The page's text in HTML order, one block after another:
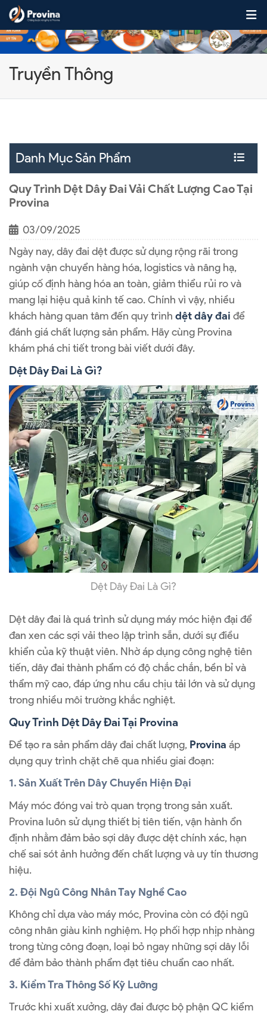
Skip to content
Truyền Thông
Danh Mục Sản Phẩm
Quy Trình Dệt Dây Đai Vải Chất Lượng Cao Tại
Provina
03/09/2025
Ngày nay, dây đai dệt được sử dụng rộng rãi trong
ngành vận chuyển hàng hóa, logistics và nâng hạ,
giúp cố định hàng hóa an toàn, giảm thiểu rủi ro và
mang lại hiệu quả kinh tế cao. Chính vì vậy, nhiều
khách hàng quan tâm đến quy trình dệt dây đai để
đánh giá chất lượng sản phẩm. Hãy cùng Provina
khám phá chi tiết trong bài viết dưới đây.
Dệt Dây Đai Là Gì?
Dệt Dây Đai Là Gì?
Dệt dây đai là quá trình sử dụng máy móc hiện đại để
đan xen các sợi vải theo lập trình sẵn, dưới sự điều
khiển của kỹ thuật viên. Nhờ áp dụng công nghệ tiên
tiến, dây đai thành phẩm có độ chắc chắn, bền bỉ và
thẩm mỹ cao, đáp ứng nhu cầu chịu tải lớn và sử dụng
trong nhiều môi trường khắc nghiệt.
Quy Trình Dệt Dây Đai Tại Provina
Để tạo ra sản phẩm dây đai chất lượng, Provina áp
dụng quy trình chặt chẽ qua nhiều giai đoạn:
1. Sản Xuất Trên Dây Chuyền Hiện Đại
Máy móc đóng vai trò quan trọng trong sản xuất.
Provina luôn sử dụng thiết bị tiên tiến, vận hành ổn
định nhằm đảm bảo sợi dây được dệt chính xác, hạn
chế sai sót ảnh hưởng đến chất lượng và uy tín thương
hiệu.
2. Đội Ngũ Công Nhân Tay Nghề Cao
Không chỉ dựa vào máy móc, Provina còn có đội ngũ
công nhân giàu kinh nghiệm. Họ phối hợp nhịp nhàng
trong từng công đoạn, loại bỏ ngay những sợi dây lỗi
để đảm bảo thành phẩm đạt tiêu chuẩn cao nhất.
3. Kiểm Tra Thông Số Kỹ Lưỡng
Trước khi xuất xưởng, dây đai được bộ phận QC kiểm